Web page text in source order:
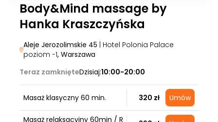
Body&Mind massage by
Hanka Kraszczyńska
Aleje Jerozolimskie 45 | Hotel Polonia Palace
poziom -1, Warszawa
Teraz zamknięteDzisiaj:10:00-20:00
Masaż klasyczny 60 min. 320 zł Umów
Masaż relaksacyjny 60min / R